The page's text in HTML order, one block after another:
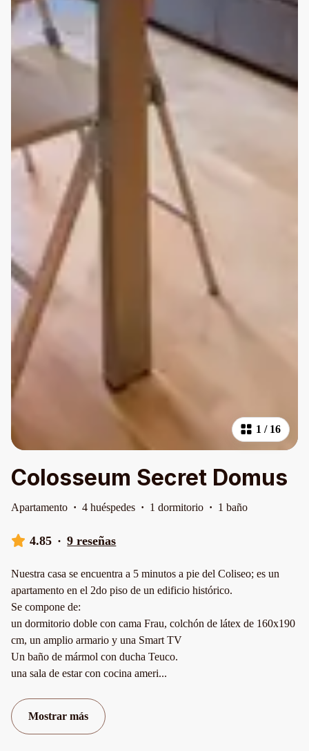
1 / 16
Colosseum Secret Domus
Apartamento · 4 huéspedes · 1 dormitorio · 1 baño
4.85 · 9 reseñas
Nuestra casa se encuentra a 5 minutos a pie del Coliseo; es un
apartamento en el 2do piso de un edificio histórico.
Se compone de:
un dormitorio doble con cama Frau, colchón de látex de 160x190
cm, un amplio armario y una Smart TV
Un baño de mármol con ducha Teuco.
una sala de estar con cocina ameri...
Mostrar más